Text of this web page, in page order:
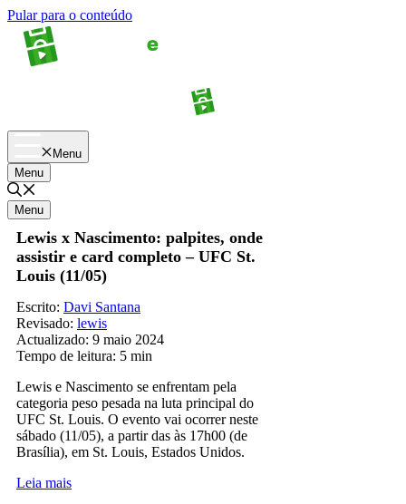
Pular para o conteúdo
Menu
Menu
Menu
Lewis x Nascimento: palpites, onde
assistir e card completo – UFC St.
Louis (11/05)
Escrito: Davi Santana
Revisado: lewis
Actualizado: 9 maio 2024
Tempo de leitura: 5 min
Lewis e Nascimento se enfrentam pela
categoria peso pesada na luta principal do
UFC St. Louis. O evento vai ocorrer neste
sábado (11/05), a partir das às 17h00 (de
Brasília), em St. Louis, Estados Unidos.
Leia mais